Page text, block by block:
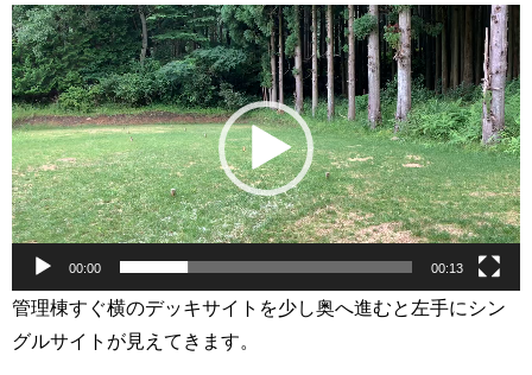
動
画
プ
レ
ー
ヤ
ー
00:00 00:13
管理棟すぐ横のデッキサイトを少し奥へ進むと左手にシン
グルサイトが見えてきます。